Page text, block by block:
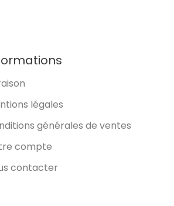
légales
générales de ventes
compte
contacter